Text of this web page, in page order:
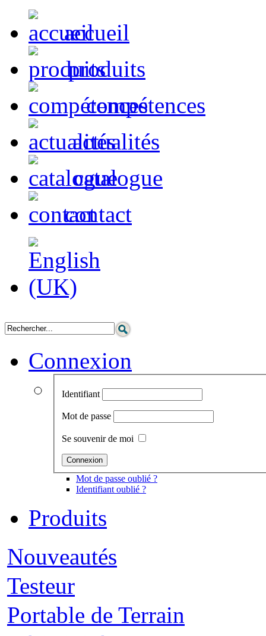
accueil
produits
compétences
actualités
catalogue
contact
Connexion
Identifiant
Mot de passe
Se souvenir de moi
Mot de passe oublié ?
Identifiant oublié ?
Produits
Nouveautés
Testeur
Portable de Terrain